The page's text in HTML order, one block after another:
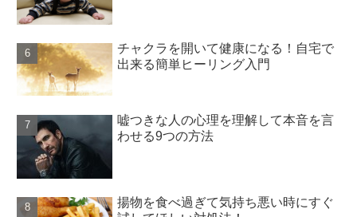
チャクラを開いて健康になる！自宅で
出来る簡単ヒーリング入門
嘘つきな人の心理を理解して本音を言
わせる9つの方法
揚物を食べ過ぎて気持ち悪い時にすぐ